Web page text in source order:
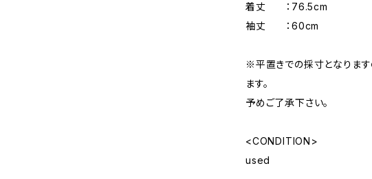
着丈 ：76.5cm
袖丈 ：60cm
※平置きでの採寸となりま
ます。
予めご了承下さい。
<CONDITION>
used